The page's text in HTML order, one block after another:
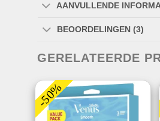
AANVULLENDE
BEOORDELINGEN (3)
GERELATEERDE
-50%